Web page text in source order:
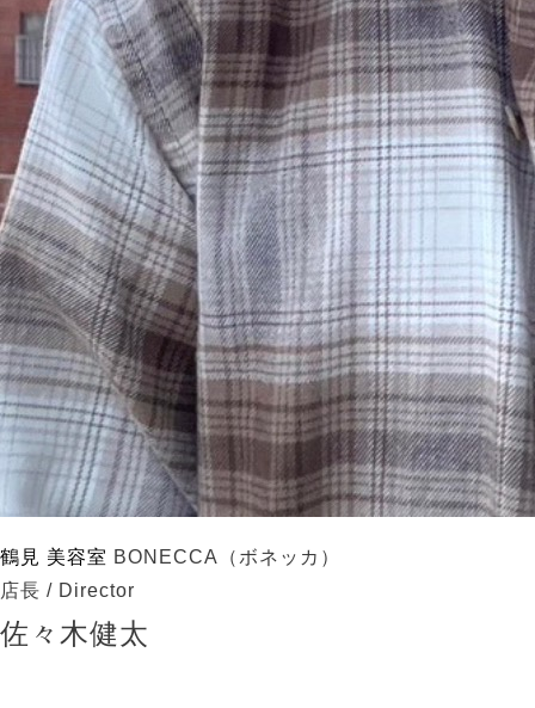
鶴見 美容室 BONECCA（ボネッカ）
店長 / Director
佐々木健太